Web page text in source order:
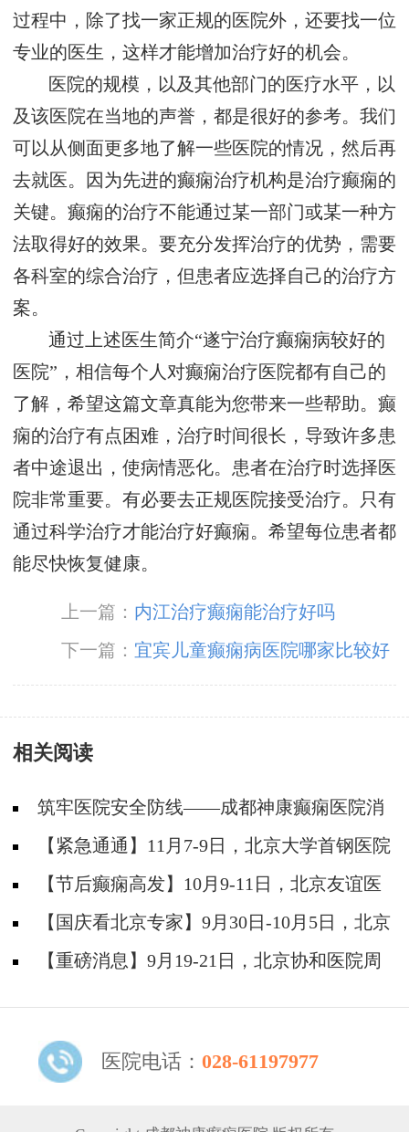
过程中，除了找一家正规的医院外，还要找一位
专业的医生，这样才能增加治疗好的机会。
医院的规模，以及其他部门的医疗水平，以
及该医院在当地的声誉，都是很好的参考。我们
可以从侧面更多地了解一些医院的情况，然后再
去就医。因为先进的癫痫治疗机构是治疗癫痫的
关键。癫痫的治疗不能通过某一部门或某一种方
法取得好的效果。要充分发挥治疗的优势，需要
各科室的综合治疗，但患者应选择自己的治疗方
案。
通过上述医生简介“遂宁治疗癫痫病较好的
医院”，相信每个人对癫痫治疗医院都有自己的
了解，希望这篇文章真能为您带来一些帮助。癫
痫的治疗有点困难，治疗时间很长，导致许多患
者中途退出，使病情恶化。患者在治疗时选择医
院非常重要。有必要去正规医院接受治疗。只有
通过科学治疗才能治疗好癫痫。希望每位患者都
能尽快恢复健康。
上一篇： 内江治疗癫痫能治疗好吗
下一篇： 宜宾儿童癫痫病医院哪家比较好
相关阅读
筑牢医院安全防线——成都神康癫痫医院消
防安全培训纪实
【紧急通通】11月7-9日，北京大学首钢医院
神经内科胡颖教授亲临成都会诊，破解癫痫疑难
【节后癫痫高发】10月9-11日，北京友谊医
院陈葵博士免费会诊+治疗援助，破解癫痫难
题！
【国庆看北京专家】9月30日-10月5日，北京
天坛&首钢医院两大专家蓉城亲诊+癫痫大额救
【重磅消息】9月19-21日，北京协和医院周
线！
医院电话： 028-61197977